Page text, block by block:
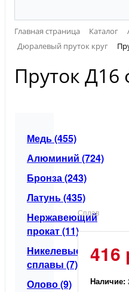
Главная страница Каталог
Дюралевый пруток круг
Пруток Д16
Медь (455)
Алюминий (724)
Бронза (243)
Латунь (435)
Нержавеющий
прокат (11)
Никелевые
сплавы (7)
Олово (9)
Сплав
416
Наличие: